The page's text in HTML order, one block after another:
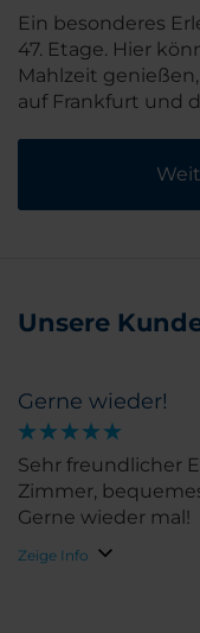
Ein besonderes
47. Etage. Hier
Mahlzeit
auf Frankfurt und
Unsere
Gerne wieder!
Sehr freundlicher
Zimmer,
Gerne wieder mal!
Zeige Info